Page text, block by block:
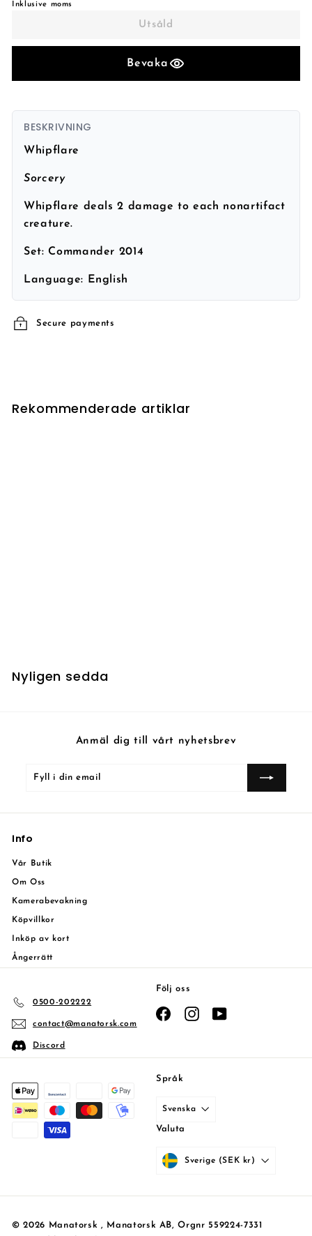
Inklusive moms
Utsåld
Bevaka
BESKRIVNING
Whipflare
Sorcery
Whipflare deals 2 damage to each nonartifact
creature.
Set:Commander 2014
Language: English
Secure payments
Rekommenderade artiklar
Nyligen sedda
Anmäl dig till vårt nyhetsbrev
Fyll
email
Prenumerera
Info
Vår Butik
Om Oss
Kamerabevakning
Köpvillkor
Inköp av kort
Ångerrätt
0500-202222
contact@manatorsk.com
Discord
Följ oss
FacebookInstagram
Språk
Svenska
Valuta
Sverige (SEK kr)
© 2026 Manatorsk , Manatorsk AB, Orgnr 559224-7331